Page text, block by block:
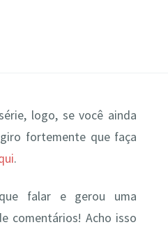
logo, se você ainda
fortemente que faça
.
falar e gerou uma
comentários! Acho isso